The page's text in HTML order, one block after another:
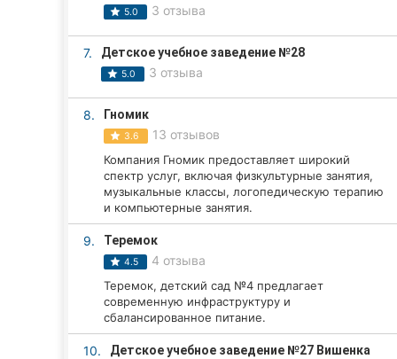
Харьков
5.0 3 отзыва
7. Детское учебное заведение №28
5.0 3 отзыва
8. Гномик
3.6 13 отзывов
Компания Гномик предоставляет широкий
спектр услуг, включая физкультурные занятия,
музыкальные классы, логопедическую терапию
и компьютерные занятия.
9. Теремок
4.5 4 отзыва
Теремок, детский сад №4 предлагает
современную инфраструктуру и
сбалансированное питание.
10. Детское учебное заведение №27 Вишенка